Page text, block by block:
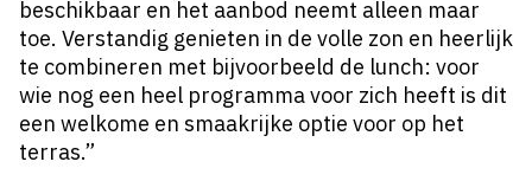
beschikbaar en het aanbod neemt alleen maar
toe. Verstandig genieten in de volle zon en heerlijk
te combineren met bijvoorbeeld de lunch: voor
wie nog een heel programma voor zich heeft is dit
een welkome en smaakrijke optie voor op het
terras.”